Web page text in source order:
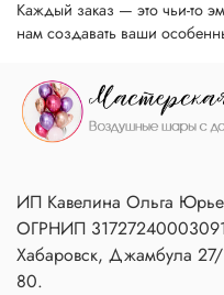
Каждый заказ — это чьи-то
нам создавать ваши
ИП Кавелина Ольга
ОГРНИП
Хабаровск, Джамбула
80.